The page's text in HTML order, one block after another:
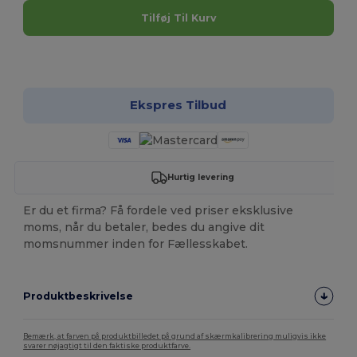
Tilføj Til Kurv
Ekspres Tilbud
Hurtig levering
Er du et firma? Få fordele ved priser eksklusive
moms, når du betaler, bedes du angive dit
momsnummer inden for Fællesskabet.
Produktbeskrivelse
Bemærk, at farven på produktbilledet på grund af skærmkalibrering muligvis ikke
svarer nøjagtigt til den faktiske produktfarve.